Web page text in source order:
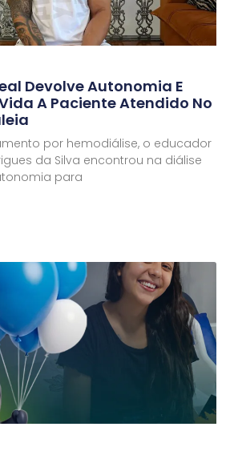
Devolve Autonomia E
A Paciente Atendido No
por hemodiálise, o educador
da Silva encontrou na diálise
para